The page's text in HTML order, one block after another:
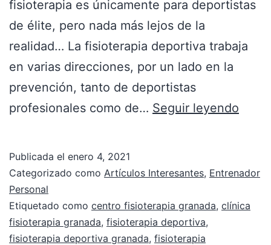
fisioterapia es únicamente para deportistas
de élite, pero nada más lejos de la
realidad… La fisioterapia deportiva trabaja
en varias direcciones, por un lado en la
prevención, tanto de deportistas
profesionales como de… Seguir leyendo
Publicada el enero 4, 2021
Categorizado como Artículos Interesantes, Entrenador
Personal
Etiquetado como centro fisioterapia granada, clínica
fisioterapia granada, fisioterapia deportiva,
fisioterapia deportiva granada, fisioterapia